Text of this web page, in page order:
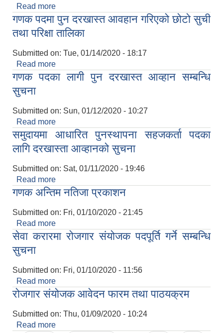
Read more
गणक पदमा पुन दरखास्त आवहान गरिएको छोटो सुची
तथा परिक्षा तालिका
Submitted on: Tue, 01/14/2020 - 18:17
Read more
तथा परिक्षा तालिका
गणक पदका लागी पुन दरखास्त आव्हान सम्बन्धि
सुचना
Submitted on: Sun, 01/12/2020 - 10:27
Read more
सुचना
समुदायमा आधारित पुनस्थापना सहजकर्ता पदका
लागि दरखास्ता आव्हानको सुचना
Submitted on: Sat, 01/11/2020 - 19:46
Read more
लागि दरखास्ता आव्हानको सुचना
गणक अन्तिम नतिजा प्रकाशन
Submitted on: Fri, 01/10/2020 - 21:45
Read more
सेवा करारमा रोजगार संयोजक पदपूर्ति गर्ने सम्बन्धि
सुचना
Submitted on: Fri, 01/10/2020 - 11:56
Read more
सुचना
रोजगार संयोजक आवेदन फारम तथा पाठयक्रम
Submitted on: Thu, 01/09/2020 - 10:24
Read more